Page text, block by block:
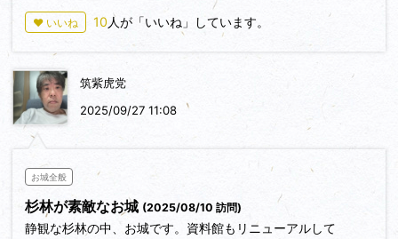
♥ いいね 10人が「いいね」しています。
筑紫虎党
2025/09/27 11:08
お城全般
杉林が素敵なお城 (2025/08/10 訪問)
静観な杉林の中、お城です。資料館もリニューアルして